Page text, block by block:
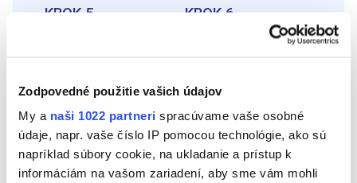
Zodpovedné použitie vašich údajov
My a naši 1022 partneri spracúvame vaše osobné
údaje, napr. vaše číslo IP pomocou technológie, ako sú
napríklad súbory cookie, na ukladanie a prístup k
informáciám na vašom zariadení, aby sme vám mohli
KROK 5
povrchov.
KROK 6
Spojte obe časti silným